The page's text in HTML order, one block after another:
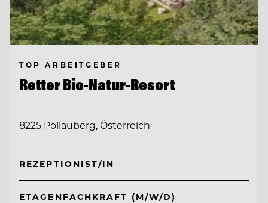
TOP ARBEITGEBER
Retter Bio-Natur-Resort
8225 Pöllauberg, Österreich
REZEPTIONIST/IN
ETAGENFACHKRAFT (M/W/D)